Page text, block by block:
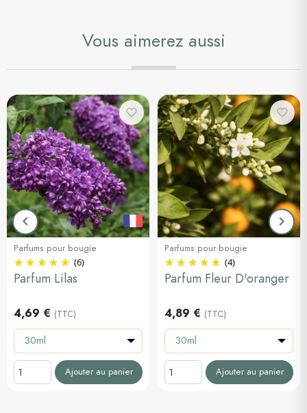
Vous aimerez aussi
Précédent
keyboard_arrow_left
Parfums pour bougie
(6)
Parfum Lilas
4,69 € (TTC)
30ml
Ajouter au panier
Parfums pour bougie
(4)
Parfum Fleur D'oranger
4,89 € (TTC)
30ml
Ajouter au panier
keyboard_arrow_right